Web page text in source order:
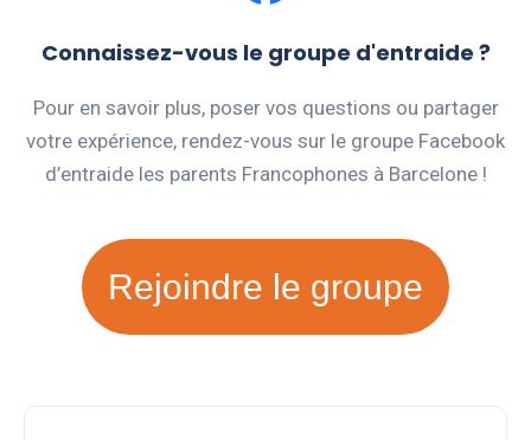
Connaissez-vous le groupe d'entraide ?
Pour en savoir plus, poser vos questions ou partager
votre expérience, rendez-vous sur le groupe Facebook
d’entraide les parents Francophones à Barcelone !
Rejoindre le groupe